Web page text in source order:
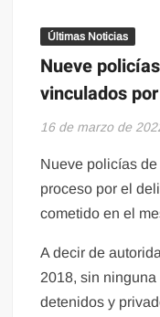
Últimas Noticias
Nueve
vinculados
16 de marzo de
Nueve policías
proceso por el
cometido en el
A decir de
2018, sin ninguna
detenidos y